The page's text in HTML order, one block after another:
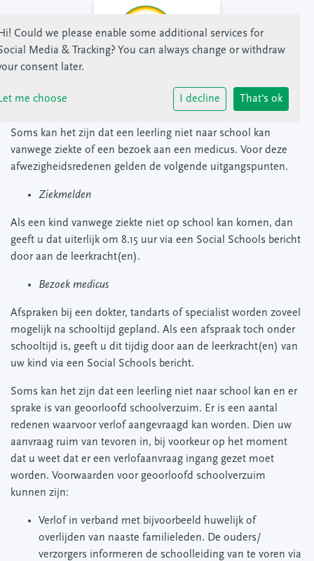
Verlof en afwezigheid
Soms kan het zijn dat een leerling niet naar school kan
vanwege ziekte of een bezoek aan een medicus. Voor deze
afwezigheidsredenen gelden de volgende uitgangspunten.
Ziekmelden
Als een kind vanwege ziekte niet op school kan komen, dan
geeft u dat uiterlijk om 8.15 uur via een Social Schools bericht
door aan de leerkracht(en).
Bezoek medicus
Afspraken bij een dokter, tandarts of specialist worden zoveel
mogelijk na schooltijd gepland. Als een afspraak toch onder
schooltijd is, geeft u dit tijdig door aan de leerkracht(en) van
uw kind via een Social Schools bericht.
Soms kan het zijn dat een leerling niet naar school kan en er
sprake is van geoorloofd schoolverzuim. Er is een aantal
redenen waarvoor verlof aangevraagd kan worden. Dien uw
aanvraag ruim van tevoren in, bij voorkeur op het moment
dat u weet dat er een verlofaanvraag ingang gezet moet
worden. Voorwaarden voor geoorloofd schoolverzuim
kunnen zijn:
Verlof in verband met bijvoorbeeld huwelijk of
overlijden van naaste familieleden. De ouders/
verzorgers informeren de schoolleiding van te voren via
Could we please enable some additional services for
Media & Tracking? You can always change or withdraw
consent later.
me choose I decline That's ok